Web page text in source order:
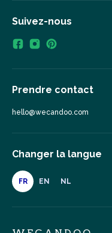
Suivez-nous
Prendre contact
hello@wecandoo.com
Changer la langue
FR EN NL